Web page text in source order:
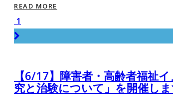
READ MORE
1
【6/17】障害者・高齢者福祉
究と治験について」を開催し